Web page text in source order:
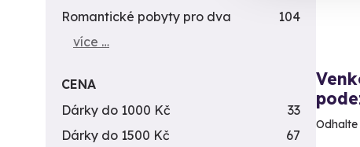
Romantické pobyty pro dva
104
více …
CENA
Dárky do 1000 Kč
33
Dárky do 1500 Kč
67